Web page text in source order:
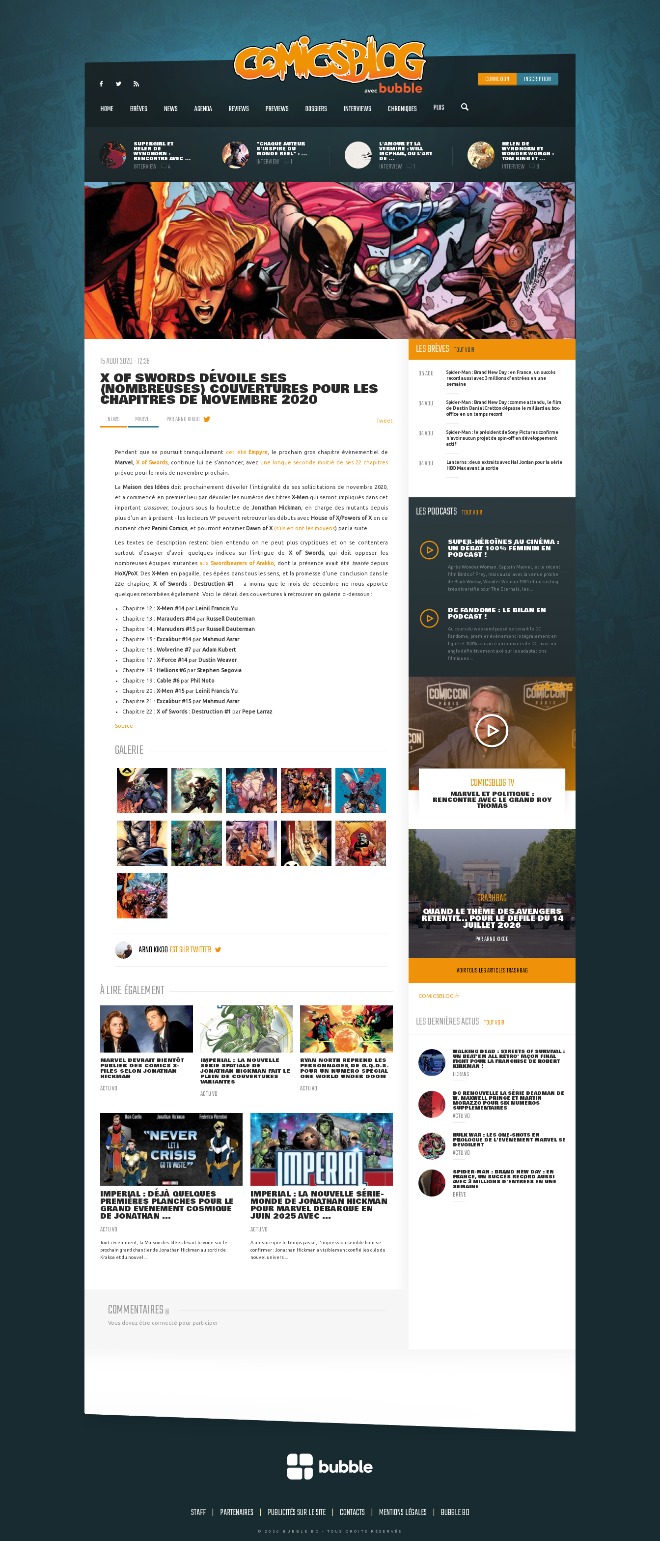
CONNEXION INSCRIPTION
HOME BRÈVES NEWS AGENDA REVIEWS PREVIEWS DOSSIERS INTERVIEWS CHRONIQUES PLUS
SUPERGIRL ET
HELEN DE
WYNDHORN :
RENCONTRE AVEC ...
INTERVIEW 4
"CHAQUE AUTEUR
S'INSPIRE DU
MONDE RÉEL" : ...
INTERVIEW 1
L'AMOUR ET LA
VERMINE : WILL
MCPHAIL, OU L'ART
DE ...
INTERVIEW 1
HELEN DE
WYNDHORN ET
WONDER WOMAN :
TOM KING ET ...
INTERVIEW 3
15 AOUT 2020 - 12:36
X OF SWORDS DÉVOILE SES
(NOMBREUSES) COUVERTURES POUR LES
CHAPITRES DE NOVEMBRE 2020
NEWS MARVEL PARARNO KIKOO Tweet
Pendant que se poursuit tranquillement cet été Empyre , le prochain gros chapitre évènementiel de
Marvel X of Swords, continue lui de s'annoncer, avec une longue seconde moitié de ses 22 chapitres
prévue pour le mois de novembre prochain.
LaMaison des Idées doit prochainement dévoiler l'intégralité de ses sollicitations de novembre 2020,
et a commencé en premier lieu par dévoiler les numéros des titres X-Men qui seront impliqués dans cet
important crossover, toujours sous la houlette deJonathan Hickman , en charge des mutants depuis
plus d'un an à présent - les lecteurs VF peuvent retrouver les débuts avec House of X/Powers of X en ce
moment chez Panini Comics, et pourront entamer Dawn of X (s'ils en ont les moyens) par la suite.
Les textes de description restent bien entendu on ne peut plus cryptiques et on se contentera
surtout d'essayer d'avoir quelques indices sur l'intrigue de X of Swords, qui doit opposer les
nombreuses équipes mutantes aux Swordbearers of Arakko, dont la présence avait été teasée depuis
HoX/PoX . DesX-Men en pagaille, des épées dans tous les sens, et la promesse d'une conclusion dans le
22e chapitre,X of Swords : Destruction #1 - à moins que le mois de décembre ne nous apporte
quelques retombées également. Voici le détail des couvertures à retrouver en galerie ci-dessous :
Chapitre 12 :X-Men #14par Leinil Francis Yu
Chapitre 13 :Marauders #14par Russell Dauterman
Chapitre 14 :Marauders #15par Russell Dauterman
Chapitre 15 : Excalibur #14parMahmud Asrar
Chapitre 16 :Wolverine #7parAdam Kubert
Chapitre 17 :X-Force #14par Dustin Weaver
Chapitre 18 : Hellions #6par Stephen Segovia
Chapitre 19 : Cable #6par Phil Noto
Chapitre 20 :X-Men #15par Leinil Francis Yu
Chapitre 21 : Excalibur #15parMahmud Asrar
Chapitre 22 :X of Swords : Destruction #1par Pepe Larraz
Source
GALERIE
ARNO KIKOOEST SUR TWITTER
À LIRE ÉGALEMENT
MARVEL DEVRAIT BIENTÔT
PUBLIER DES COMICS X-
FILES SELON JONATHAN
HICKMAN
ACTU VO
IMPERIAL : LA NOUVELLE
SÉRIE SPATIALE DE
JONATHAN HICKMAN FAIT LE
PLEIN DE COUVERTURES
VARIANTES
ACTU VO
RYAN NORTH REPREND LES
PERSONNAGES DE G.O.D.S.
POUR UN NUMÉRO SPÉCIAL
ONE WORLD UNDER DOOM
ACTU VO
IMPERIAL : DÉJÀ QUELQUES
PREMIÈRES PLANCHES POUR LE
GRAND ÉVÉNEMENT COSMIQUE
DE JONATHAN ...
ACTU VO
Tout récemment, la Maison des Idées levait le voile sur le
prochain grand chantier de Jonathan Hickman au sortir de
Krakoa et du nouvel ...
IMPERIAL : LA NOUVELLE SÉRIE-
MONDE DE JONATHAN HICKMAN
POUR MARVEL DÉBARQUE EN
JUIN 2025 AVEC ...
ACTU VO
A mesure que le temps passe, l'impression semble bien se
confirmer : Jonathan Hickman a visiblement confié les clés du
nouvel univers ...
COMMENTAIRES (0)
Vous devez être connecté pour participer
LES BRÈVES TOUT VOIR
Spider-Man : Brand New Day : en France, un succès
record aussi avec 3 millions d'entrées en une
semaine
05 AOU
Spider-Man : Brand New Day : comme attendu, le film
de Destin Daniel Cretton dépasse le milliard au box-
office en un temps record
04 AOU
Spider-Man : le président de Sony Pictures confirme
n'avoir aucun projet de spin-off en développement
actif
04 AOU
Lanterns : deux extraits avec Hal Jordan pour la série
HBO Max avant la sortie
04 AOU
LES PODCASTS TOUT VOIR
SUPER-HÉROÏNES AU CINÉMA :
UN DÉBAT 100% FÉMININ EN
PODCAST !
Après Wonder Woman, Captain Marvel, et le récent
film Birds of Prey, mais aussi avec la venue proche
de Black Widow, Wonder Woman 1984 et un casting
très diversifié pour The Eternals, les ...
DC FANDOME : LE BILAN EN
PODCAST !
Au cours du weekend passé se tenait le DC
Fandome, premier évènement intégralement en
ligne et 100% consacré aux univers de DC, avec un
angle définitivement axé sur les adaptations
filmiques ...
COMICSBLOG TV
MARVEL ET POLITIQUE :
RENCONTRE AVEC LE GRAND ROY
THOMAS
TRASHBAG
QUAND LE THÈME DES AVENGERS
RETENTIT... POUR LE DÉFILÉ DU 14
JUILLET 2026
PARARNO KIKOO
VOIR TOUS LES ARTICLES TRASHBAG
COMICSBLOG.fr
LES DERNIÈRES ACTUS TOUT VOIR
WALKING DEAD : STREETS OF SURVIVAL :
UN BEAT'EM ALL RÉTRO' FAÇON FINAL
FIGHT POUR LA FRANCHISE DE ROBERT
KIRKMAN !
ECRANS
DC RENOUVELLE LA SÉRIE DEADMAN DE
W. MAXWELL PRINCE ET MARTIN
MORAZZO POUR SIX NUMÉROS
SUPPLÉMENTAIRES
ACTU VO
HULK WAR : LES ONE-SHOTS EN
PROLOGUE DE L'ÉVÈNEMENT MARVEL SE
DÉVOILENT
ACTU VO
SPIDER-MAN : BRAND NEW DAY : EN
FRANCE, UN SUCCÈS RECORD AUSSI
AVEC 3 MILLIONS D'ENTRÉES EN UNE
SEMAINE
BRÈVE
STAFF | PARTENAIRES | PUBLICITÉS SUR LE SITE | CONTACTS | MENTIONS LÉGALES | BUBBLE BD
© 2026 BUBBLE BD - TOUS DROITS RÉSERVÉS